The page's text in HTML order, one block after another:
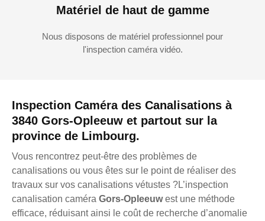
Inspection Caméra des Canalisations à
3840 Gors-Opleeuw et partout sur la
province de Limbourg.
Vous rencontrez peut-être des problèmes de
canalisations ou vous êtes sur le point de réaliser des
travaux sur vos canalisations vétustes ?L’inspection
canalisation caméra Gors-Opleeuwest une méthode
efficace, réduisant ainsi le coût de recherche d’anomalie
Matériel de haut de gamme
Nous disposons de matériel professionnel pour
l'inspection caméra vidéo.